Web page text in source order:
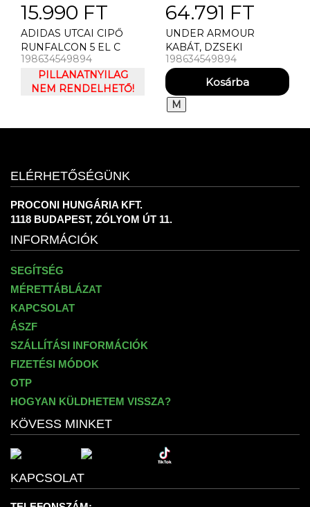
15.990 FT
ADIDAS UTCAI CIPŐ
RUNFALCON 5 EL C
198634549894
PILLANATNYILAG
NEM RENDELHETŐ!
64.791 FT
UNDER ARMOUR
KABÁT, DZSEKI
DÁMSKÁ BUNDA
UNDER ARMOUR UA
STORM INSULATE
PARKA
198634549894
M
ELÉRHETŐSÉGÜNK
PROCONI HUNGÁRIA KFT.
1118 BUDAPEST, ZÓLYOM ÚT 11.
INFORMÁCIÓK
SEGÍTSÉG
MÉRETTÁBLÁZAT
KAPCSOLAT
ÁSZF
SZÁLLÍTÁSI INFORMÁCIÓK
FIZETÉSI MÓDOK
OTP
HOGYAN KÜLDHETEM VISSZA?
KÖVESS MINKET
KAPCSOLAT